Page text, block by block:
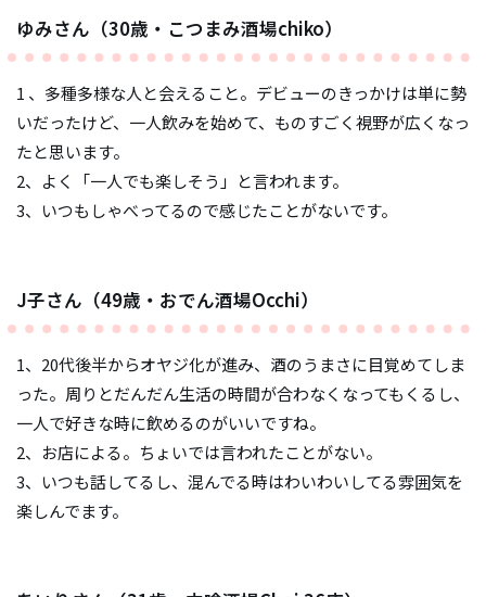
ゆみさん（30歳・こつまみ酒場chiko）
1 、多種多様な人と会えること。デビューのきっかけは単に勢
いだったけど、一人飲みを始めて、ものすごく視野が広くなっ
たと思います。
2、よく「一人でも楽しそう」と言われます。
3、いつもしゃべってるので感じたことがないです。
J子さん（49歳・おでん酒場Occhi）
1、20代後半からオヤジ化が進み、酒のうまさに目覚めてしま
った。周りとだんだん生活の時間が合わなくなってもくるし、
一人で好きな時に飲めるのがいいですね。
2、お店による。ちょいでは言われたことがない。
3、いつも話してるし、混んでる時はわいわいしてる雰囲気を
楽しんでます。